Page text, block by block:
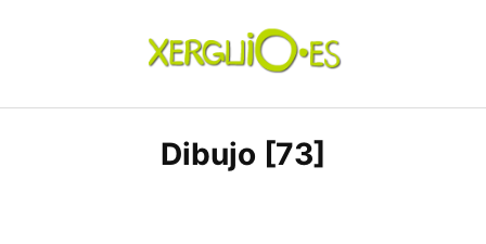
xerguio.ES | ilustración
Dibujo [73]